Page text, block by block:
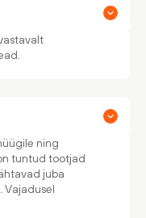
ning
tuntud tootjad
juba
Vajadusel